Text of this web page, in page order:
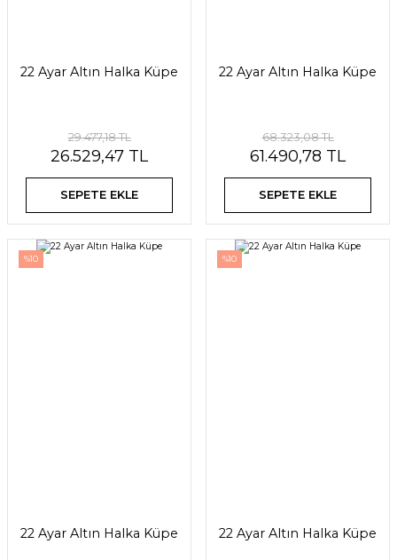
22 Ayar Altın Halka Küpe
29.477,18 TL
26.529,47 TL
SEPETE EKLE
22 Ayar Altın Halka Küpe
68.323,08 TL
61.490,78 TL
SEPETE EKLE
%10
22 Ayar Altın Halka Küpe
%10
22 Ayar Altın Halka Küpe